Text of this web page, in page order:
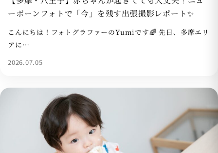
ーボーンフォトで「今」を残す出張撮影レポート✨
こんにちは！フォトグラファーのYumiです🌈 先日、多摩エリ
アに…
2026.07.05